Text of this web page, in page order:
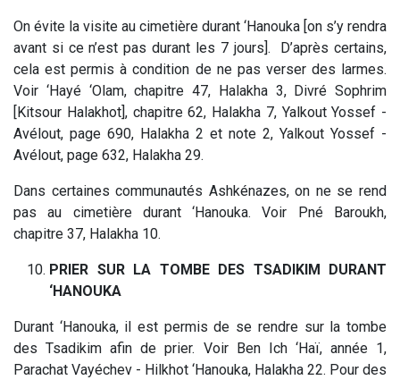
On évite la visite au cimetière durant ‘Hanouka [on s’y rendra
avant si ce n’est pas durant les 7 jours]. D’après certains,
cela est permis à condition de ne pas verser des larmes.
Voir ‘Hayé ‘Olam, chapitre 47, Halakha 3, Divré Sophrim
[Kitsour Halakhot], chapitre 62, Halakha 7, Yalkout Yossef -
Avélout, page 690, Halakha 2 et note 2, Yalkout Yossef -
Avélout, page 632, Halakha 29.
Dans certaines communautés Ashkénazes, on ne se rend
pas au cimetière durant ‘Hanouka. Voir Pné Baroukh,
chapitre 37, Halakha 10.
PRIER SUR LA TOMBE DES TSADIKIM DURANT
‘HANOUKA
Durant ‘Hanouka, il est permis de se rendre sur la tombe
des Tsadikim afin de prier. Voir Ben Ich ‘Haï, année 1,
Parachat Vayéchev - Hilkhot ‘Hanouka, Halakha 22. Pour des